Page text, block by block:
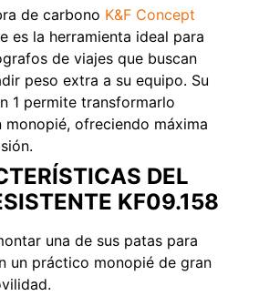
de carbono K&F Concept
es la herramienta ideal para
de viajes que buscan
peso extra a su equipo. Su
1 permite transformarlo
monopié, ofreciendo máxima
DEL
KF09.158
una de sus patas para
un práctico monopié de gran